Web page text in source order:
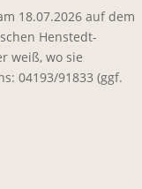
18.07.2026 auf dem
Henstedt-
weiß, wo sie
04193/91833 (ggf.